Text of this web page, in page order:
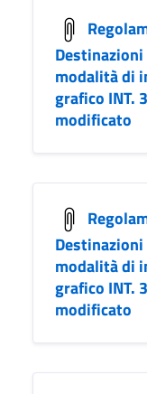
modalità di
grafico INT.
modificato
modalità di
grafico INT.
modificato